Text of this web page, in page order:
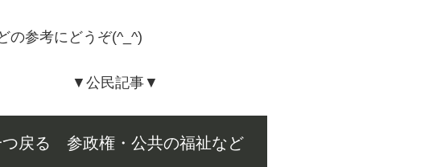
の参考にどうぞ(^_^)
▼公民記事▼
つ戻る 参政権・公共の福祉など